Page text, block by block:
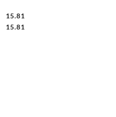
Cena:
15.81
Cena:
15.81